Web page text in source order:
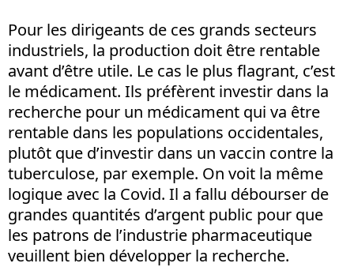
Pour les dirigeants de ces grands secteurs
industriels, la production doit être rentable
avant d’être utile. Le cas le plus flagrant, c’est
le médicament. Ils préfèrent investir dans la
recherche pour un médicament qui va être
rentable dans les populations occidentales,
plutôt que d’investir dans un vaccin contre la
tuberculose, par exemple. On voit la même
logique avec la Covid. Il a fallu débourser de
grandes quantités d’argent public pour que
les patrons de l’industrie pharmaceutique
veuillent bien développer la recherche.